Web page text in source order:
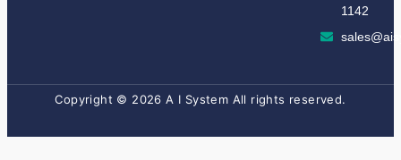
1142
Copyright © 2026 A I System All rights reserved.